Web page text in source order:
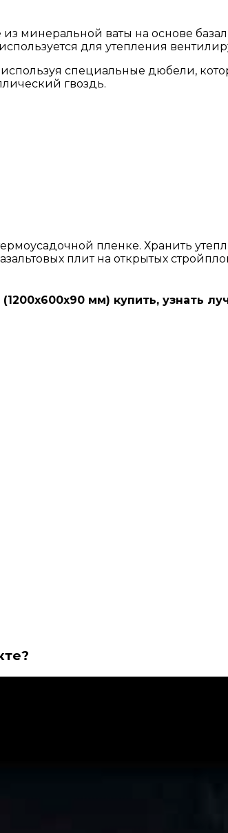
из минеральной ваты на основе
для утепления
специальные дюбели,
гвоздь.
пленке. Хранить
плит на открытых
мм) купить, узнать